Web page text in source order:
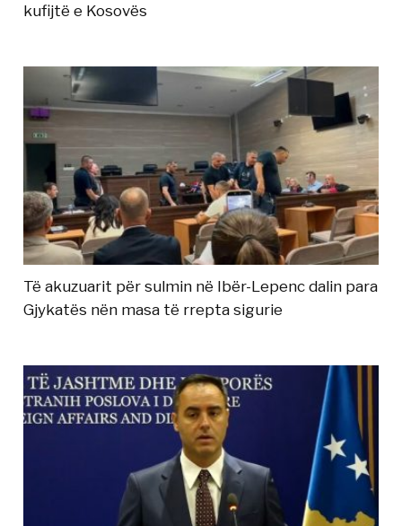
kufijtë e Kosovës
Të akuzuarit për sulmin në Ibër-Lepenc dalin para
Gjykatës nën masa të rrepta sigurie